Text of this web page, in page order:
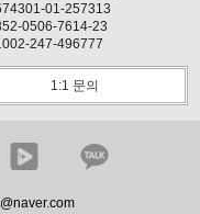
01-257313
0506-7614-23
247-496777
1:1 문의